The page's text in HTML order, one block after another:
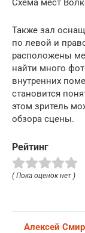
Схема мест
Также зал
по левой и
расположены
найти много
внутренних
становится
этом зритель
обзора сцены.
Рейтинг
( Пока оценок нет )
Алексей